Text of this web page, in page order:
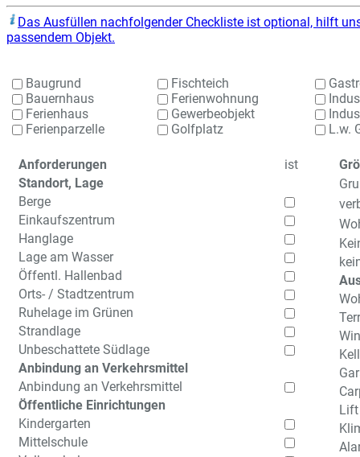
Das Ausfüllen nachfolgender Checkliste ist optional, hilft
passendem Objekt.
Baugrund
Bauernhaus
Ferienhaus
Ferienparzelle
Fischteich
Ferienwohnung
Gewerbeobjekt
Golfplatz
L.w.
Anforderungen
ist
Standort, Lage
Berge
Einkaufszentrum
Hanglage
Lage am Wasser
Öffentl. Hallenbad
Orts- / Stadtzentrum
Ruhelage im Grünen
Strandlage
Unbeschattete Südlage
Anbindung an Verkehrsmittel
Anbindung an Verkehrsmittel
Öffentliche Einrichtungen
Kindergarten
Mittelschule
Lift